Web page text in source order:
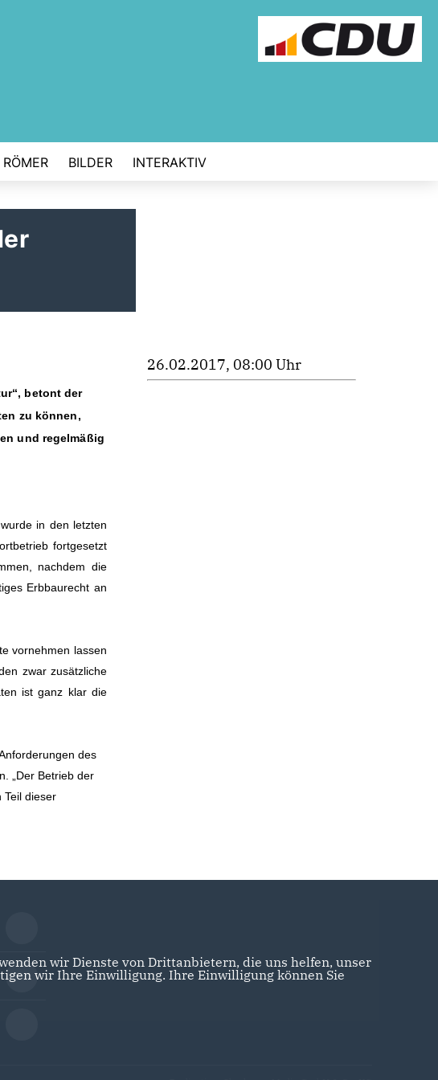
RÖMER BILDER INTERAKTIV
betont der
zu können,
und regelmäßig
in den letzten
fortgesetzt
nachdem die
Erbbaurecht an
vornehmen lassen
zwar zusätzliche
ist ganz klar die
des
„Der Betrieb der
Teil dieser
26.02.2017, 08:00 Uhr
wir Dienste von Drittanbietern, die uns helfen, unser
wir Ihre Einwilligung. Ihre Einwilligung können Sie